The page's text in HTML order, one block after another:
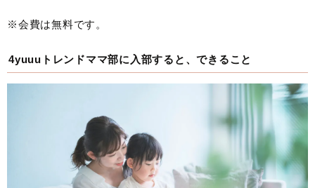
※会費は無料です。
4yuuuトレンドママ部に入部すると、できること